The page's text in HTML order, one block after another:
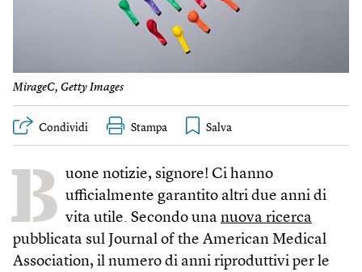
MirageC, Getty Images
Condividi Stampa
B uone notizie, signore! Ci hanno
ufficialmente garantito altri due anni di
vita utile. Secondo una nuova ricerca
pubblicata sul Journal of the American Medical
Association, il numero di anni riproduttivi per le